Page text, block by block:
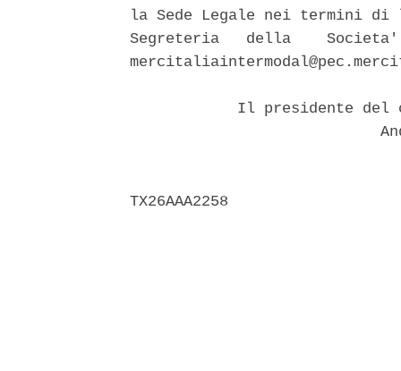
la Sede Legale nei termini
Segreteria   della
Il presidente